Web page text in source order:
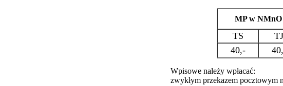
MP w NMnO
TS TJ
40,-
Wpisowe należy wpłacać:
zwykłym przekazem pocztowym